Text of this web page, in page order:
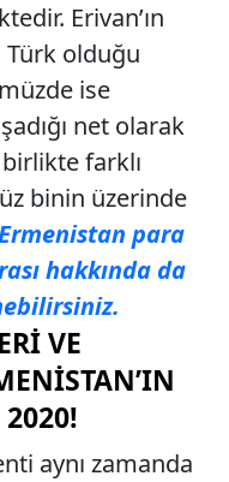
Erivan’ın
olduğu
ise
net olarak
farklı
binin üzerinde
para
hakkında da
VE
2020!
aynı zamanda